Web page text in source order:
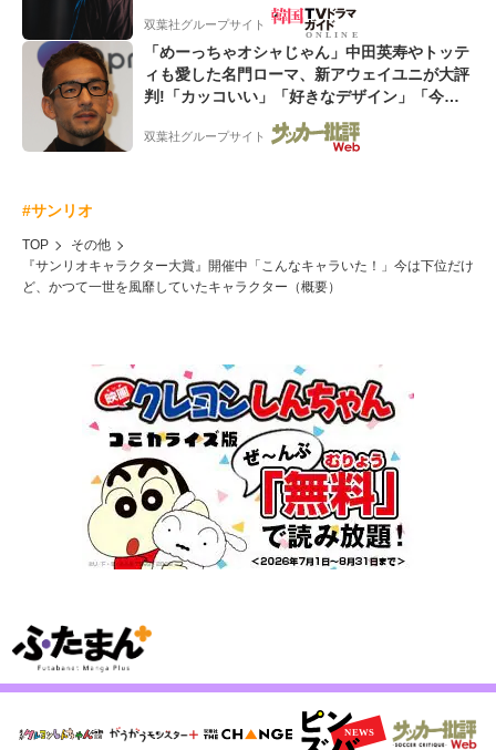
【韓ドラから始める韓国旅行】
双葉社グループサイト
「めーっちゃオシャじゃん」中田英寿やトッテ
ィも愛した名門ローマ、新アウェイユニが大評
判!「カッコいい」「好きなデザイン」「今年
双葉社グループサイト
#サンリオ
TOP
その他
『サンリオキャラクター大賞』開催中「こんなキャラいた！」今は下位だけ
ど、かつて一世を風靡していたキャラクター（概要）